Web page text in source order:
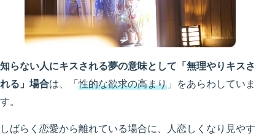
知らない人にキスされる夢の意味として「無理やりキスさ
れる」場合は、「性的な欲求の高まり 」をあらわしていま
す。
しばらく恋愛から離れている場合に、人恋しくなり見やす